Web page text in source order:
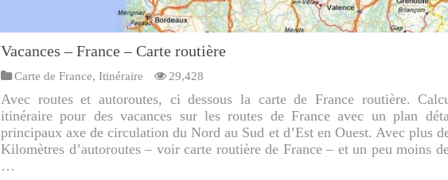
Vacances – France – Carte routière
Carte de France, Itinéraire 29,428
Avec routes et autoroutes, ci dessous la carte de France routière.
itinéraire pour des vacances sur les routes de France avec un plan
principaux axe de circulation du Nord au Sud et d’Est en Ouest. Avec plus
Kilomètres d’autoroutes – voir carte routière de France – et un peu moins
…